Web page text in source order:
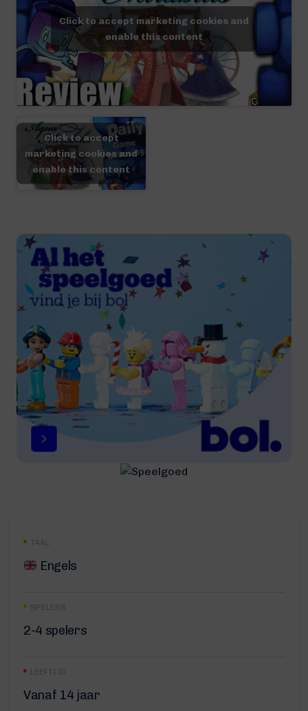
TAAL
Engels
SPELERS
2-4 spelers
LEEFTIJD
Vanaf 14 jaar
Click to accept marketing cookies and
enable this content
Click to accept
marketing cookies and
enable this content